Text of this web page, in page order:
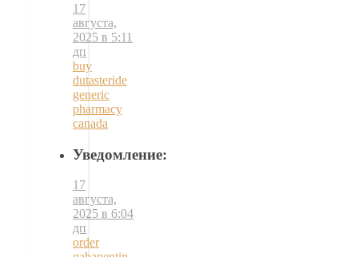
17
августа,
2025 в 5:11
дп
buy
dutasteride
generic
pharmacy
canada
Уведомление:
17
августа,
2025 в 6:04
дп
order